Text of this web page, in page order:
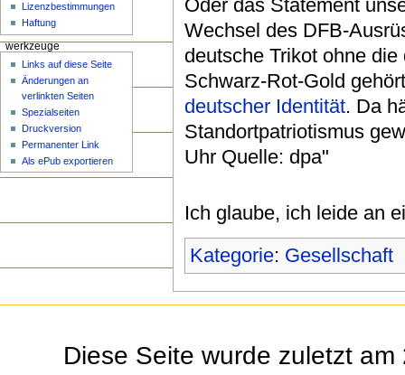
Oder das Statement
Wechsel des DFB-
deutsche Trikot ohne
Schwarz-Rot-Gold
deutscher Identität. Da
Standortpatriotismus
Uhr Quelle: dpa"
Ich glaube, ich leide an
Kategorie: Gesellschaft
Lizenzbestimmungen
Haftung
werkzeuge
Links auf diese Seite
Änderungen an
verlinkten Seiten
Spezialseiten
Druckversion
Permanenter Link
Als ePub exportieren
Diese Seite wurde zuletzt